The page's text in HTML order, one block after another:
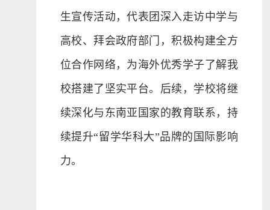
生宣传活动，代表团深入走访中学与
高校、拜会政府部门，积极构建全方
位合作网络，为海外优秀学子了解我
校搭建了坚实平台。后续，学校将继
续深化与东南亚国家的教育联系，持
续提升“留学华科大”品牌的国际影响
力。